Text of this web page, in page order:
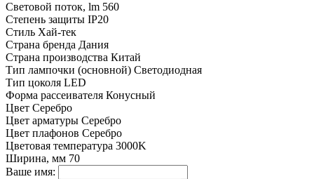
Световой поток, lm 560
Степень защиты IP20
Стиль Хай-тек
Страна бренда Дания
Страна производства Китай
Тип лампочки (основной) Светодиодная
Тип цоколя LED
Форма рассеивателя Конусный
Цвет Серебро
Цвет арматуры Серебро
Цвет плафонов Серебро
Цветовая температура 3000K
Ширина, мм 70
Ваше имя: